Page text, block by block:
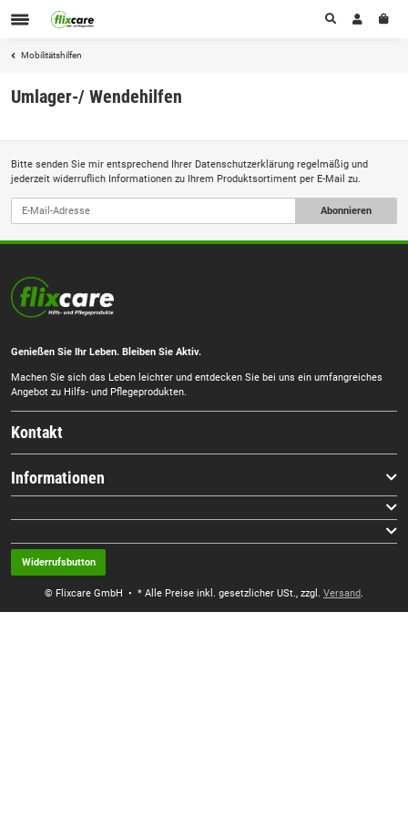
Mobilitätshilfen
Umlager-/ Wendehilfen
Bitte senden Sie mir entsprechend Ihrer Datenschutzerklärung regelmäßig und
jederzeit widerruflich Informationen zu Ihrem Produktsortiment per E-Mail zu.
Abonnieren
Genießen Sie Ihr Leben. Bleiben Sie Aktiv.
Machen Sie sich das Leben leichter und entdecken Sie bei uns ein umfangreiches
Angebot zu Hilfs- und Pflegeprodukten.
Kontakt
Informationen
Widerrufsbutton
© Flixcare GmbH • * Alle Preise inkl. gesetzlicher USt., zzgl. Versand.